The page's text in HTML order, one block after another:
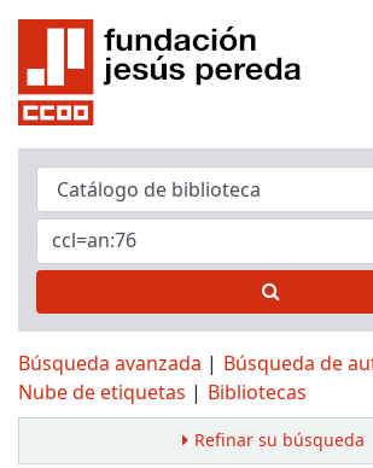
Búsqueda avanzada
Búsqueda de
Nube de etiquetas
Bibliotecas
Refinar su búsqueda